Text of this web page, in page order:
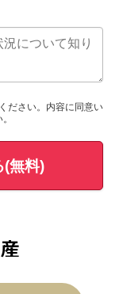
ださい。内容に同意い
(無料)